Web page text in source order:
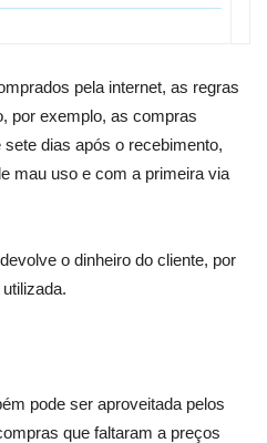
pela internet, as regras
por exemplo, as compras
dias após o recebimento,
mau uso e com a primeira via
o dinheiro do cliente, por
pode ser aproveitada pelos
que faltaram a preços